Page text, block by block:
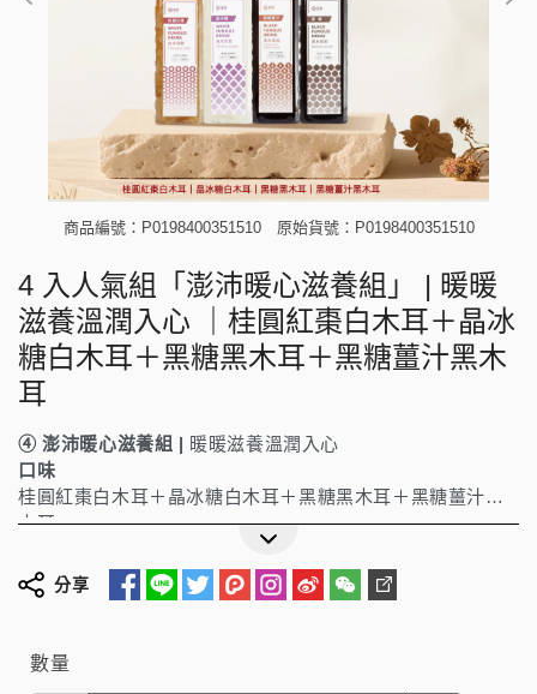
商品編號：P0198400351510 原始貨號：P0198400351510
4 入人氣組「澎沛暖心滋養組」 | 暖暖
滋養溫潤入心 ｜桂圓紅棗白木耳＋晶冰
糖白木耳＋黑糖黑木耳＋黑糖薑汁黑木
耳
④ 澎沛暖心滋養組 | 暖暖滋養溫潤入心
口味
桂圓紅棗白木耳＋晶冰糖白木耳＋黑糖黑木耳＋黑糖薑汁黑
木耳
分享
數量